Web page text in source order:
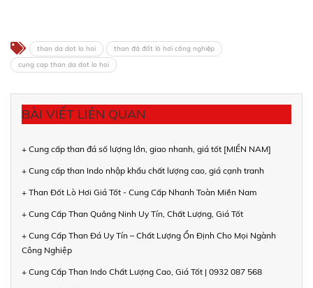
than da dot lo hoi
than đá đốt lò hơi công nghiệp
cung cap than da dot lo hoi
BÀI VIẾT LIÊN QUAN
+ Cung cấp than đá số lượng lớn, giao nhanh, giá tốt [MIỀN NAM]
+ Cung cấp than Indo nhập khẩu chất lượng cao, giá cạnh tranh
+ Than Đốt Lò Hơi Giá Tốt - Cung Cấp Nhanh Toàn Miền Nam
+ Cung Cấp Than Quảng Ninh Uy Tín, Chất Lượng, Giá Tốt
+ Cung Cấp Than Đá Uy Tín – Chất Lượng Ổn Định Cho Mọi Ngành
Công Nghiệp
+ Cung Cấp Than Indo Chất Lượng Cao, Giá Tốt | 0932 087 568